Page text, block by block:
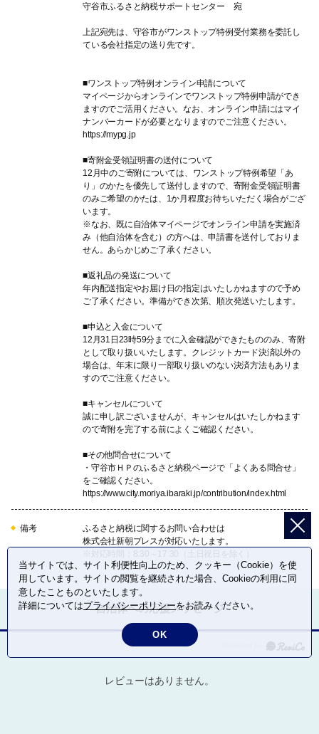
守谷市ふるさと納税サポートセンター 宛
上記宛先は、守谷市がワンストップ特例受付業務を委託し
ている会社指定の送り先です。
■ワンストップ特例オンライン申請について
マイページからオンラインでワンストップ特例申請ができ
ますのでご活用ください。なお、オンライン申請にはマイ
ナンバーカードが必要となりますのでご注意ください。
https://mypg.jp
■寄附金受領証明書の送付について
12月中のご寄附については、ワンストップ特例希望「あ
り」のかたを優先して送付しますので、寄附金受領証明書
のみご希望のかたは、1か月程度お待ちいただく場合がござ
います。
※なお、既に自治体マイページでオンライン申請を実施済
み（他自治体を含む）の方へは、申請書を送付しておりま
せん。あらかじめご了承ください。
■返礼品の発送について
年内配送指定やお届け日の指定はいたしかねますので予め
ご了承ください。準備ができ次第、順次発送いたします。
■申込と入金について
12月31日23時59分までに入金確認ができたもののみ、寄附
として取り扱いいたします。クレジットカード決済以外の
場合は、年末に限り一部取り扱いのない決済方法もありま
すのでご注意ください。
■キャンセルについて
誠に申し訳ございませんが、キャンセルはいたしかねます
ので寄附を完了する前によくご確認ください。
■その他問合せについて
・守谷市ＨＰのふるさと納税ページで「よくある問合せ」
をご確認ください。
https://www.city.moriya.ibaraki.jp/contribution/index.html
備考
ふるさと納税に関するお問い合わせは
株式会社新朝プレスが対応いたします。
※対応時間：8:30～17:30（土日祝日を除く）
自治体への応援メッセージ
レビューはありません。
当サイトでは、サイト利便性向上のため、クッキー（Cookie）を使
用しています。サイトの閲覧を継続された場合、Cookieの利用に同
意したことものといたします。
詳細についてはプライバシーポリシーをお読みください。
OK